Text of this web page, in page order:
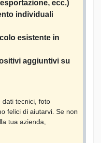
ecc.)
individuali
esistente in
aggiuntivi su
dati tecnici, foto
felici di aiutarvi. Se non
tua azienda,